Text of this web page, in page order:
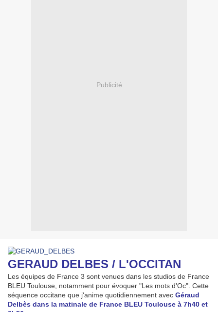
Publicité
GERAUD DELBES / L'OCCITAN
Les équipes de France 3 sont venues dans les studios de France
BLEU Toulouse, notamment pour évoquer "Les mots d'Oc". Cette
séquence occitane que j'anime quotidiennement avec Géraud
Delbès dans la matinale de France BLEU Toulouse à 7h40 et